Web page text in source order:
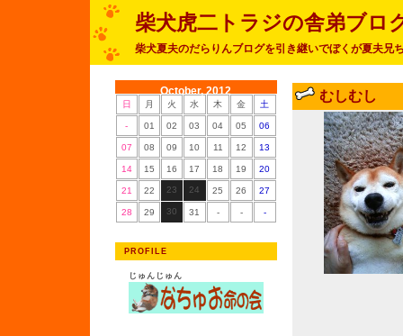
柴犬虎二トラジの舎弟ブロ
柴犬夏夫のだらりんブログを引き継いでぼくが夏夫兄
October, 2012
日 月 火 水 木 金 土
- 01 02 03 04 05 06
07 08 09 10 11 12 13
14 15 16 17 18 19 20
21 22 23 24 25 26 27
28 29 30 31 - - -
PROFILE
じゅんじゅん
むしむし